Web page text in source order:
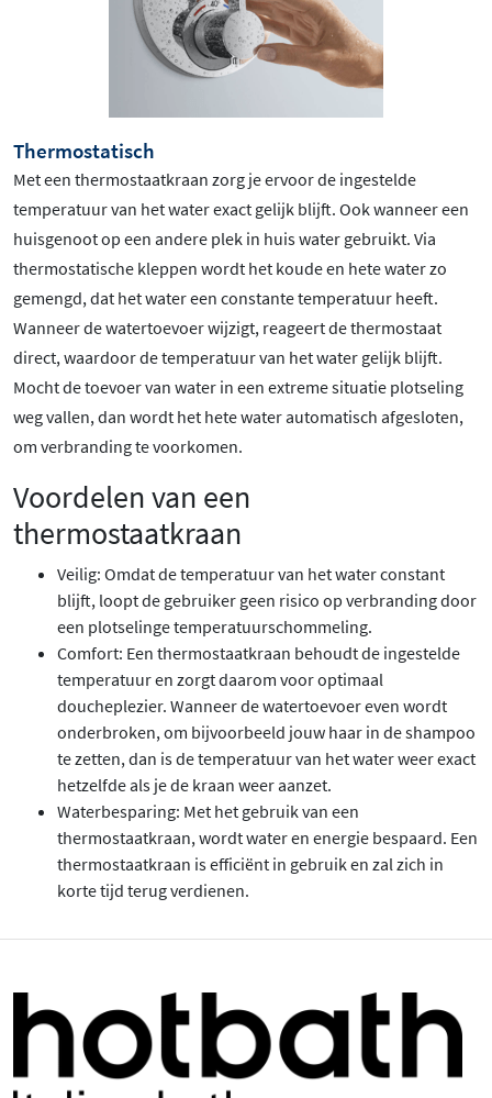
Thermostatisch
Met een thermostaatkraan zorg je ervoor de ingestelde
temperatuur van het water exact gelijk blijft. Ook wanneer een
huisgenoot op een andere plek in huis water gebruikt. Via
thermostatische kleppen wordt het koude en hete water zo
gemengd, dat het water een constante temperatuur heeft.
Wanneer de watertoevoer wijzigt, reageert de thermostaat
direct, waardoor de temperatuur van het water gelijk blijft.
Mocht de toevoer van water in een extreme situatie plotseling
weg vallen, dan wordt het hete water automatisch afgesloten,
om verbranding te voorkomen.
Voordelen van een
thermostaatkraan
Veilig: Omdat de temperatuur van het water constant
blijft, loopt de gebruiker geen risico op verbranding door
een plotselinge temperatuurschommeling.
Comfort: Een thermostaatkraan behoudt de ingestelde
temperatuur en zorgt daarom voor optimaal
doucheplezier. Wanneer de watertoevoer even wordt
onderbroken, om bijvoorbeeld jouw haar in de shampoo
te zetten, dan is de temperatuur van het water weer exact
hetzelfde als je de kraan weer aanzet.
Waterbesparing: Met het gebruik van een
thermostaatkraan, wordt water en energie bespaard. Een
thermostaatkraan is efficiënt in gebruik en zal zich in
korte tijd terug verdienen.